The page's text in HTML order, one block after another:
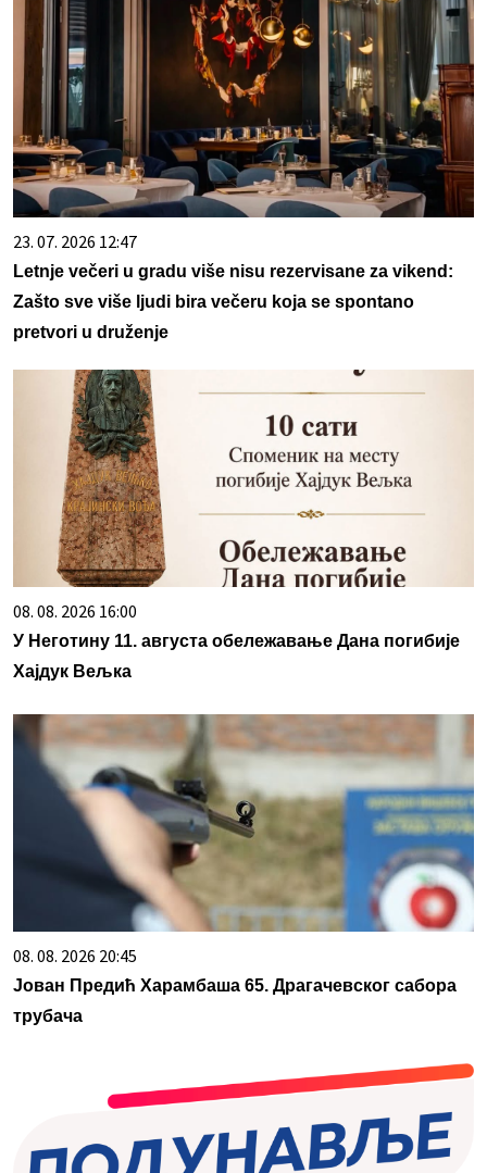
23. 07. 2026 12:47
Letnje večeri u gradu više nisu rezervisane za vikend:
Zašto sve više ljudi bira večeru koja se spontano
pretvori u druženje
08. 08. 2026 16:00
У Неготину 11. августа обележавање Дана погибије
Хајдук Вељка
08. 08. 2026 20:45
Јован Предић Харамбаша 65. Драгачевског сабора
трубача